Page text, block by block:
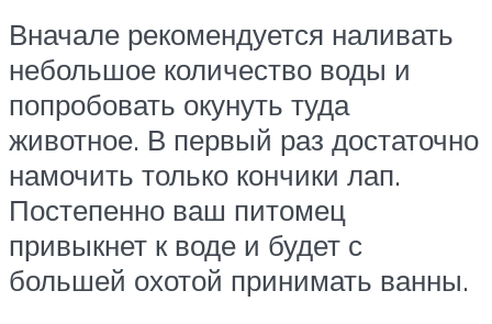
Вначале рекомендуется наливать
небольшое количество воды и
попробовать окунуть туда
животное. В первый раз достаточно
намочить только кончики лап.
Постепенно ваш питомец
привыкнет к воде и будет с
большей охотой принимать ванны.